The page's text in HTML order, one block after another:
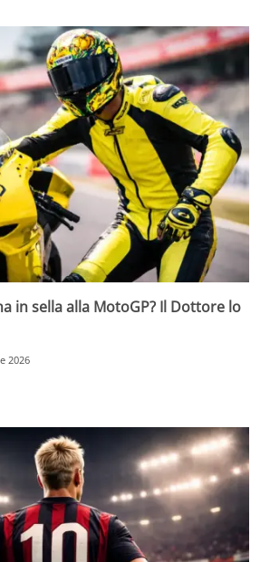
in sella alla MotoGP? Il Dottore lo
2026